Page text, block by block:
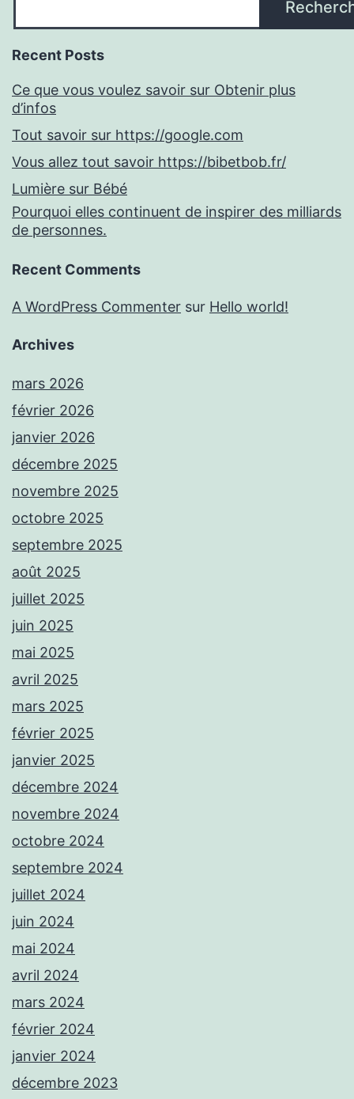
Recent Posts
Ce que vous voulez savoir sur Obtenir plus
d’infos
Tout savoir sur https://google.com
Vous allez tout savoir https://bibetbob.fr/
Lumière sur Bébé
Pourquoi elles continuent de inspirer des milliards
de personnes.
Recent Comments
A WordPress Commenter sur Hello world!
Archives
mars 2026
février 2026
janvier 2026
décembre 2025
novembre 2025
octobre 2025
septembre 2025
août 2025
juillet 2025
juin 2025
mai 2025
avril 2025
mars 2025
février 2025
janvier 2025
décembre 2024
novembre 2024
octobre 2024
septembre 2024
juillet 2024
juin 2024
mai 2024
avril 2024
mars 2024
février 2024
janvier 2024
décembre 2023